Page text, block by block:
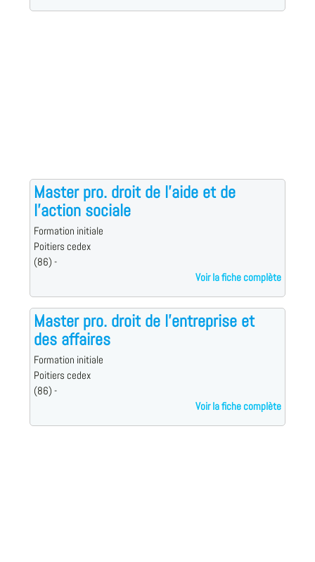
Master pro. droit de l'aide et de
l'action sociale
Formation initiale
Poitiers cedex
(86) -
Voir la fiche complète
Master pro. droit de l'entreprise et
des affaires
Formation initiale
Poitiers cedex
(86) -
Voir la fiche complète